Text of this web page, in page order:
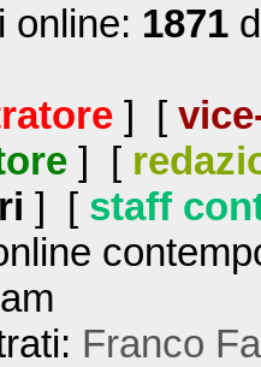
online: 1871
] [
] [
] [ staff
Franco